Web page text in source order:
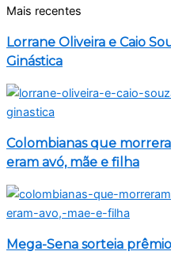
Mais recentes
Lorrane Oliveira e Caio
Ginástica
Colombianas que
eram avó, mãe e filha
Mega-Sena sorteia